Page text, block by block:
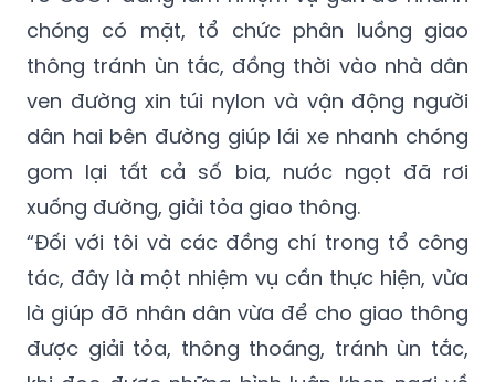
thông tránh ùn tắc, đồng thời vào nhà dân
ven đường xin túi nylon và vận động người
dân hai bên đường giúp lái xe nhanh chóng
gom lại tất cả số bia, nước ngọt đã rơi
xuống đường, giải tỏa giao thông.
“Đối với tôi và các đồng chí trong tổ công
tác, đây là một nhiệm vụ cần thực hiện, vừa
là giúp đỡ nhân dân vừa để cho giao thông
được giải tỏa, thông thoáng, tránh ùn tắc,
khi đọc được những bình luận khen ngợi về
lực lượng CSGT tôi và các đồng chí cảm